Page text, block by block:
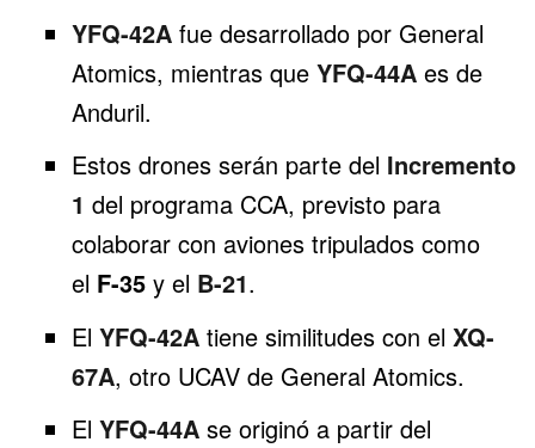
YFQ-42Afue desarrollado por General
Atomics, mientras que YFQ-44Aes de
Anduril.
Estos drones serán parte del Incremento
1 del programa CCA, previsto para
colaborar con aviones tripulados como
el F-35y el B-21.
El YFQ-42Atiene similitudes con el XQ-
67A, otro UCAV de General Atomics.
El YFQ-44Ase originó a partir del